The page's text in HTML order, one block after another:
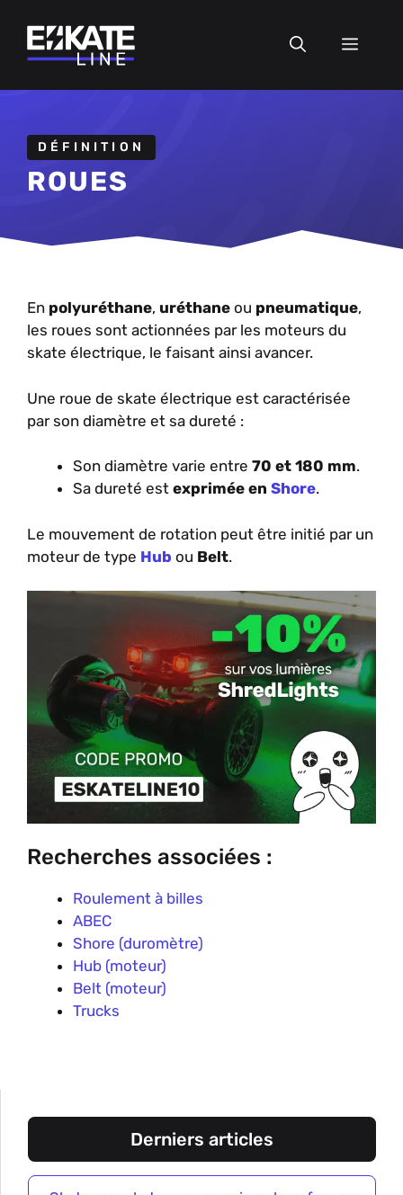
contenu
DÉFINITION
ROUES
En polyuréthane, uréthane ou pneumatique,
les roues sont actionnées par les moteurs du
skate électrique, le faisant ainsi avancer.
Une roue de skate électrique est caractérisée
par son diamètre et sa dureté :
Son diamètre varie entre 70 et 180 mm.
Sa dureté est exprimée en Shore.
Le mouvement de rotation peut être initié par un
moteur de type Hub ou Belt.
Recherches associées :
Roulement à billes
ABEC
Shore (duromètre)
Hub (moteur)
Belt (moteur)
Trucks
Derniers articles